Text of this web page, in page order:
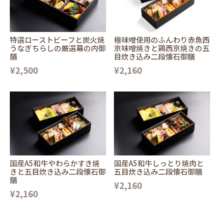
特選ローストビーフと炭火焼
うなぎちらしの厳選幕の内御
膳
¥2,500
極味噌使用のふんわり赤魚西
京味噌焼きと鶏西京焼きの五
目炊き込み二段懐石御膳
¥2,160
国産A5和牛やわらかすき焼
きと五目炊き込み二段懐石御
膳
¥2,160
国産A5和牛しっとり焼肉と
五目炊き込み二段懐石御膳
¥2,160